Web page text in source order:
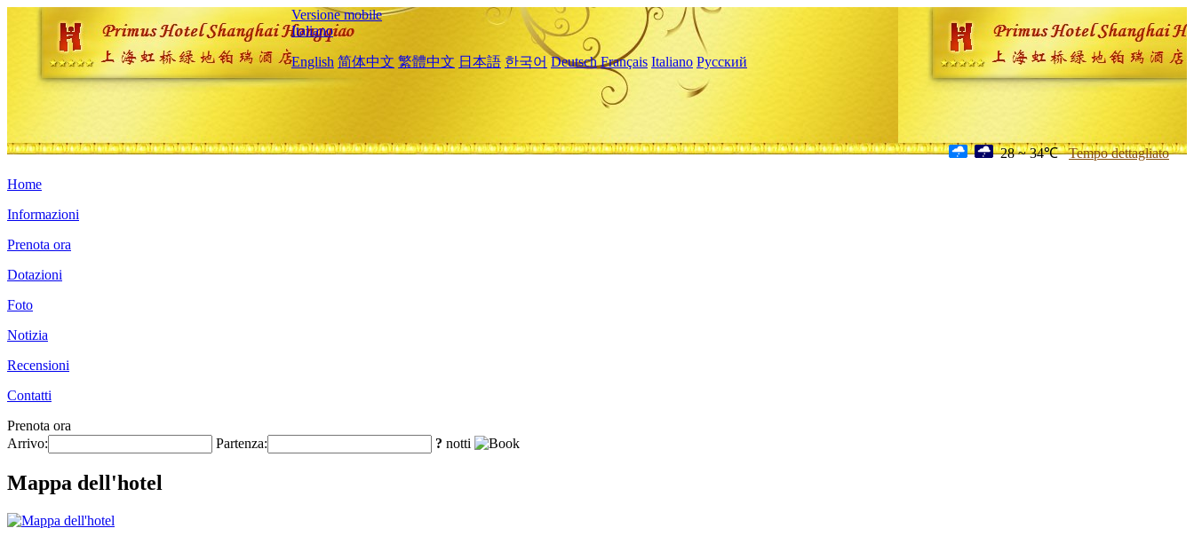
Versione mobile
Italiano
English 简体中文 繁體中文 日本語 한국어 Deutsch Français Italiano Русский
28 ~ 34℃ Tempo dettagliato
Home
Informazioni
Prenota ora
Dotazioni
Foto
Notizia
Recensioni
Contatti
Prenota ora
Arrivo:
Partenza: ? notti
Mappa dell'hotel